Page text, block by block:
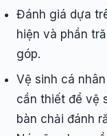
Đánh giá dựa
hiện và phần
góp.
Vệ sinh cá
cần thiết để vệ
bàn chải đánh